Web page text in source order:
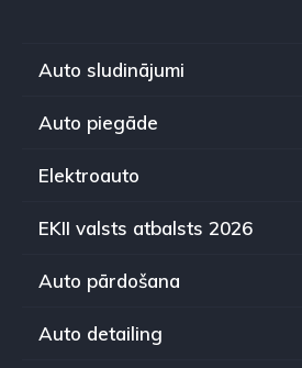
Auto sludinājumi
Auto piegāde
Elektroauto
EKII valsts atbalsts 2026
Auto pārdošana
Auto detailing